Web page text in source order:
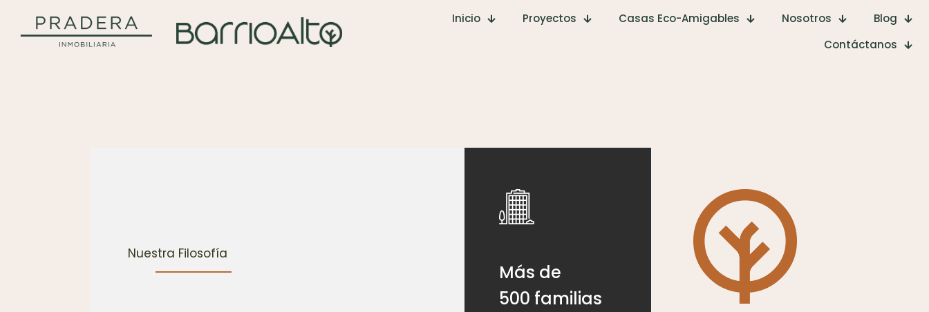
Inicio Proyectos Casas Eco-Amigables Nosotros
Blog
Contáctanos
Nuestra Filosofía
Más de
500 familias